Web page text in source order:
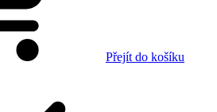
Přejít do košíku